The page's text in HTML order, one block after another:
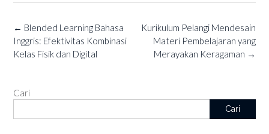
Post
navigation
Kurikulum Pelangi Mendesain
Materi Pembelajaran yang
Merayakan Keragaman →
← Blended Learning Bahasa
Inggris: Efektivitas Kombinasi
Kelas Fisik dan Digital
Cari
Cari